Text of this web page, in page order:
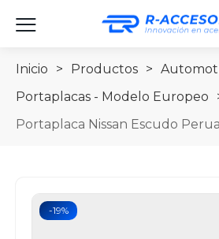
Inicio > Productos >
Portaplacas - Modelo Europeo
Portaplaca Nissan Escudo
-19%